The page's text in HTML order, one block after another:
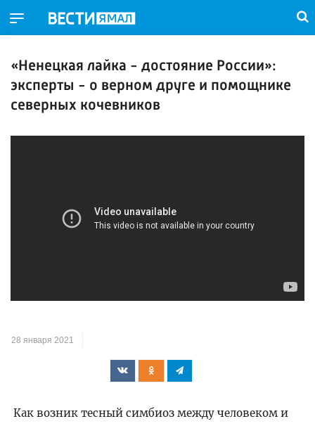
«Ненецкая лайка - достояние России»:
эксперты - о верном друге и помощнике
северных кочевников
28 января 2021
Как возник тесный симбиоз между человеком и